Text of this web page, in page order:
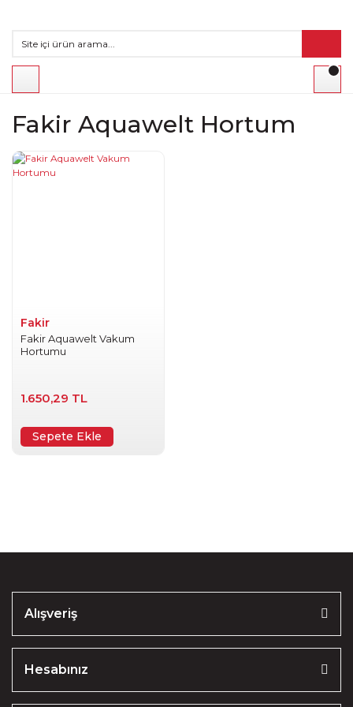
Fakir Aquawelt Hortum
Fakir
Fakir Aquawelt Vakum
Hortumu
1.650,29 TL
Sepete Ekle
Alışveriş
Hesabınız